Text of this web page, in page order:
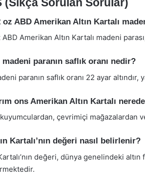
oz ABD Amerikan Altın Kartalı
ABD Amerikan Altın Kartalı madeni
paranın saflık oranı nedir?
paranın saflık oranı 22 ayar
ons Amerikan Altın Kartalı
çevrimiçi mağazalardan
Kartalı’nın değeri nasıl belirlenir?
değeri, dünya genelindeki